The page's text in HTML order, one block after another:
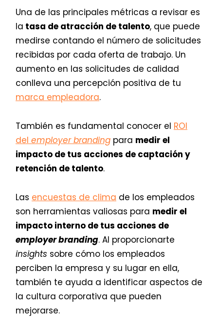
Una de las principales métricas a revisar es
la tasa de atracción de talento, que puede
medirse contando el número de solicitudes
recibidas por cada oferta de trabajo. Un
aumento en las solicitudes de calidad
conlleva una percepción positiva de tu
marca empleadora.
También es fundamental conocer el ROI
del employer branding para medir el
impacto de tus acciones de captación y
retención de talento.
Las encuestas de clima de los empleados
son herramientas valiosas para medir el
impacto interno de tus acciones de
employer branding. Al proporcionarte
insights sobre cómo los empleados
perciben la empresa y su lugar en ella,
también te ayuda a identificar aspectos de
la cultura corporativa que pueden
mejorarse.